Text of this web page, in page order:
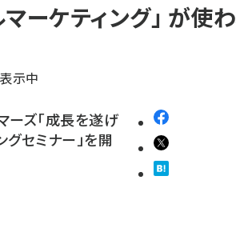
ーケティング」 が使
示中
ーズ「成長を遂げ
グセミナー」を開